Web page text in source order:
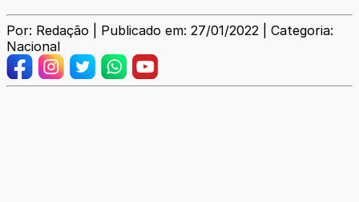
Por: Redação | Publicado em: 27/01/2022 | Categoria:
Nacional